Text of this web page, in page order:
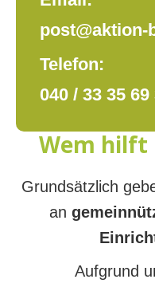
post@aktion-
Telefon:
040 / 33 35 69
Wem hilft
Grundsätzlich
an
Aufgrund